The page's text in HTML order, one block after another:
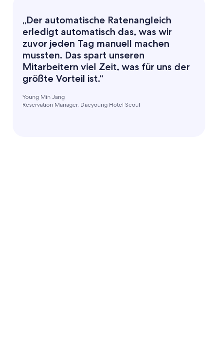
„Der automatische Ratenangleich
erledigt automatisch das, was wir
zuvor jeden Tag manuell machen
mussten. Das spart unseren
Mitarbeitern viel Zeit, was für uns der
größte Vorteil ist.“
Young Min Jang
Reservation Manager, Daeyoung Hotel Seoul